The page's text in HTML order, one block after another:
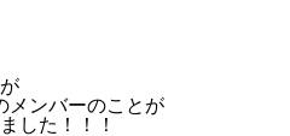
メンバーのことが
した！！！